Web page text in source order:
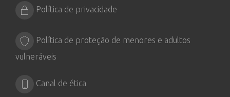
Política de privacidade
Política de proteção de menores e adultos
vulneráveis
Canal de ética